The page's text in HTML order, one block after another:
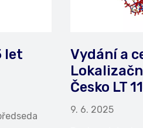
let
Vydání a
Česko LT
9. 6. 2025